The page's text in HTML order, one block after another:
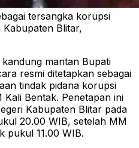
tersangka korupsi
Kabupaten Blitar,
mantan Bupati
resmi ditetapkan sebagai
tindak pidana korupsi
Bentak. Penetapan ini
Kabupaten Blitar pada
20.00 WIB, setelah MM
pukul 11.00 WIB.